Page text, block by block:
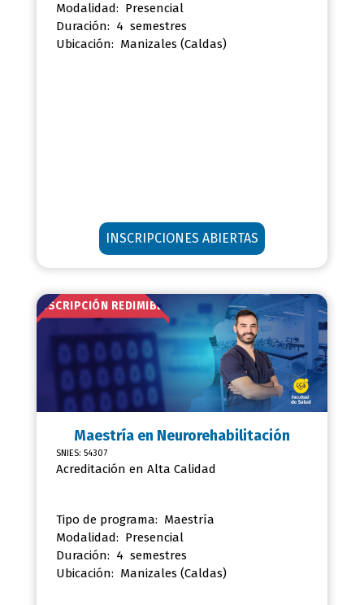
Modalidad: Presencial
Duración: 4 semestres
Ubicación: Manizales (Caldas)
INSCRIPCIONES ABIERTAS
INSCRIPCIÓN REDIMIBLE
Maestría en Neurorehabilitación
SNIES: 54307
Acreditación en Alta Calidad
Tipo de programa: Maestría
Modalidad: Presencial
Duración: 4 semestres
Ubicación: Manizales (Caldas)